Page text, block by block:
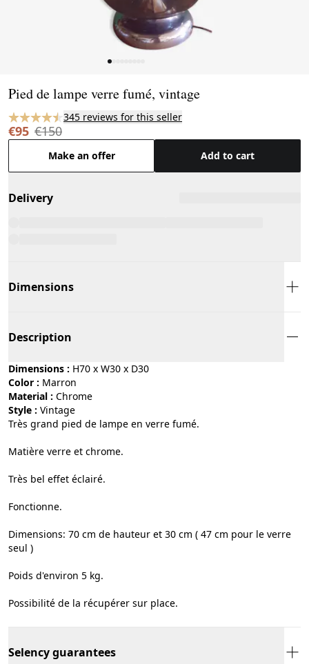
Pied de lampe verre fumé, vintage
345 reviews for this seller
€95 €150
Make an offer Add to cart
Delivery
Dimensions
Description
Dimensions : H70 x W30 x D30
Color :
marron
Material :
chrome
Style :
vintage
Très grand pied de lampe en verre fumé.
Matière verre et chrome.
Très bel effet éclairé.
Fonctionne.
Dimensions: 70 cm de hauteur et 30 cm ( 47 cm pour le verre
seul )
Poids d'environ 5 kg.
Possibilité de la récupérer sur place.
Selency guarantees